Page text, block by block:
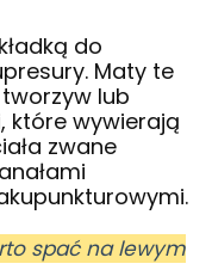
do
Maty te
lub
które wywierają
zwane
spać na lewym